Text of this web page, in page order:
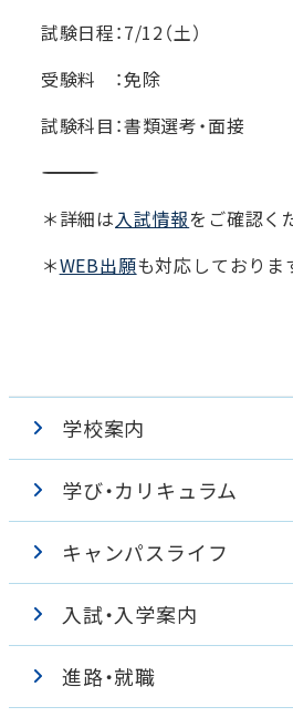
試験日程：7/12（土）
受験料 ：免除
試験科目：書類選考・面接
―――――――――――――――――――――――
＊詳細は 入試情報をご確認く
＊WEB出願も対応しておりま
学校案内
理事長・学校長挨拶
教育理念・アドミッシ
特色
学校見学バーチャルツ
学び・カリキュラム
授業
臨地実習
カリキュラム
キャンパスライフ
キャンパスガイド
学生の１日
入試・入学案内
オープンキャンパス
進路・就職